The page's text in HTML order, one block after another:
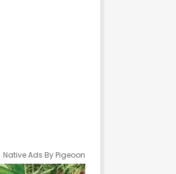
Native Ads By Pigeoon